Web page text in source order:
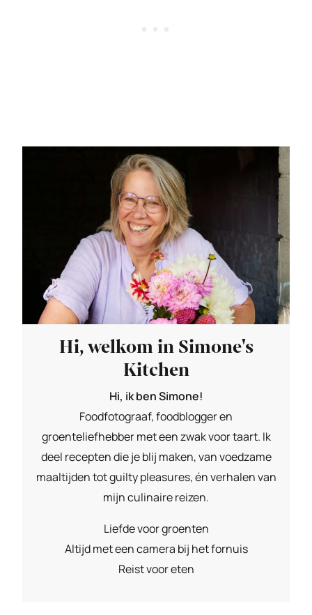
Hi, welkom in Simone's
Kitchen
Hi, ik ben Simone!
Foodfotograaf, foodblogger en
groenteliefhebber met een zwak voor taart. Ik
deel recepten die je blij maken, van voedzame
maaltijden tot guilty pleasures, én verhalen van
mijn culinaire reizen.
Liefde voor groenten
Altijd met een camera bij het fornuis
Reist voor eten